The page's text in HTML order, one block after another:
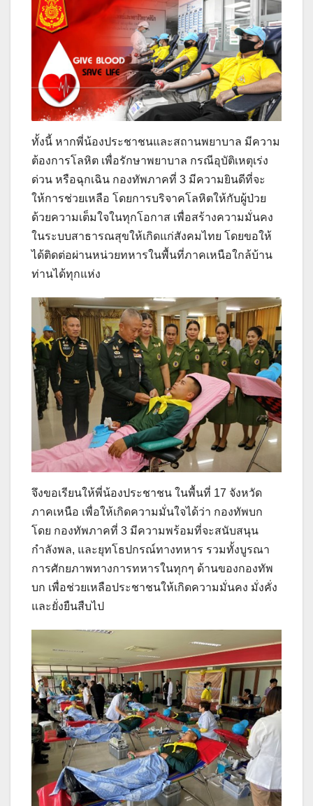
ทั้งนี้ หากพี่น้องประชาชนและสถานพยาบาล มีความ
ต้องการโลหิต เพื่อรักษาพยาบาล กรณีอุบัติเหตุเร่ง
ด่วน หรือฉุกเฉิน กองทัพภาคที่ 3 มีความยินดีที่จะ
ให้การช่วยเหลือ โดยการบริจาคโลหิตให้กับผู้ป่วย
ด้วยความเต็มใจในทุกโอกาส เพื่อสร้างความมั่นคง
ในระบบสาธารณสุขให้เกิดแก่สังคมไทย โดยขอให้
ได้ติดต่อผ่านหน่วยทหารในพื้นที่ภาคเหนือใกล้บ้าน
ท่านได้ทุกแห่ง
จึงขอเรียนให้พี่น้องประชาชน ในพื้นที่ 17 จังหวัด
ภาคเหนือ เพื่อให้เกิดความมั่นใจได้ว่า กองทัพบก
โดย กองทัพภาคที่ 3 มีความพร้อมที่จะสนับสนุน
กำลังพล, และยุทโธปกรณ์ทางทหาร รวมทั้งบูรณา
การศักยภาพทางการทหารในทุกๆ ด้านของกองทัพ
บก เพื่อช่วยเหลือประชาชนให้เกิดความมั่นคง มั่งคั่ง
และยั่งยืนสืบไป